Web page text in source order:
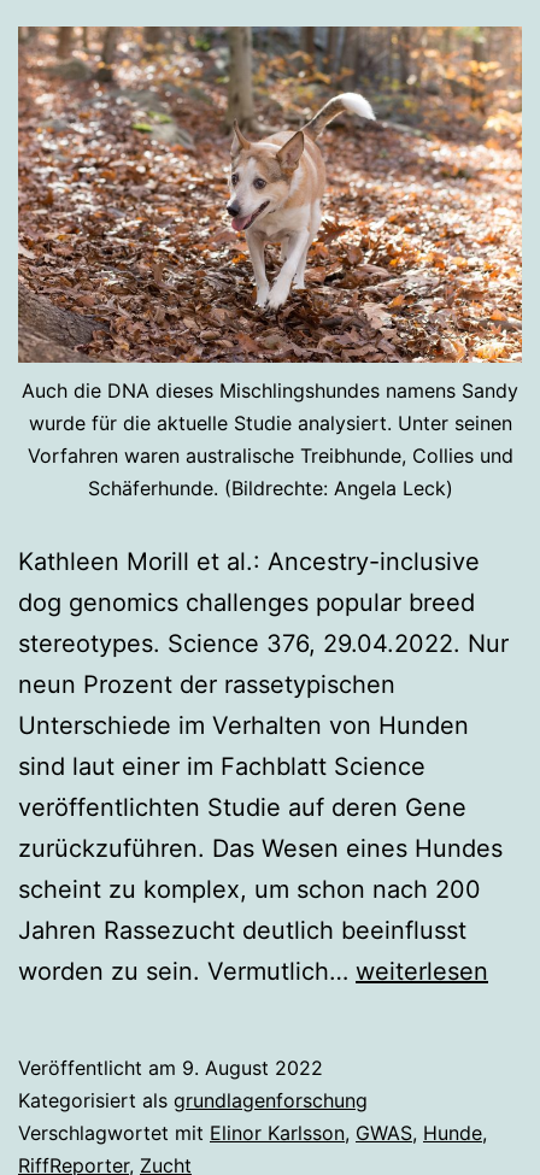
Auch die DNA dieses Mischlingshundes namens Sandy
wurde für die aktuelle Studie analysiert. Unter seinen
Vorfahren waren australische Treibhunde, Collies und
Schäferhunde. (Bildrechte: Angela Leck)
Kathleen Morill et al.: Ancestry-inclusive
dog genomics challenges popular breed
stereotypes. Science 376, 29.04.2022. Nur
neun Prozent der rassetypischen
Unterschiede im Verhalten von Hunden
sind laut einer im Fachblatt Science
veröffentlichten Studie auf deren Gene
zurückzuführen. Das Wesen eines Hundes
scheint zu komplex, um schon nach 200
Jahren Rassezucht deutlich beeinflusst
worden zu sein. Vermutlich… Rassezucht
von
Hunden
weiterlesen
Veröffentlicht am 9. August 2022
Kategorisiert als grundlagenforschung
Verschlagwortet mit Elinor Karlsson, GWAS, Hunde,
RiffReporter, Zucht